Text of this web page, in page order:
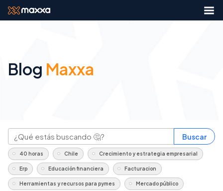
Blog Maxxa
Buscar
40 horas Chile Crecimiento y estrategia empresarial
Erp Educación financiera Facturacion
Herramientas y recursos para pymes Mercado público